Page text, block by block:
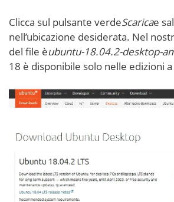
Clicca sul pulsante verdeScaricae
nell’ubicazione desiderata. Nel
del file èubuntu-18.04.2-desktop-
18 è disponibile solo nelle edizioni